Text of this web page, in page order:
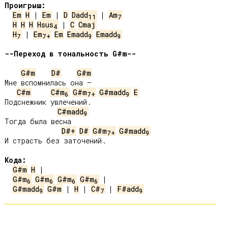
Проигрыш:
Em H | Em | D Dadd11 | Am7
H H H Hsus4 | C Cmaj
H7 | Em7+ Em Emadd9 Emadd9
--Переход в тональность G#m--
G#m
D#
G#m
Мне вспомнилась она —
C#m
C#m6 G#m7+ G#madd9
E
Подснежник увлечений.
C#madd9
Тогда была весна
D#+ D# G#m7+ G#madd9
И страсть без заточений.
Кода:
G#m H
G#m6 G#m6 G#m6 G#m6
G#madd9 G#m | H | C#7 | F#add9